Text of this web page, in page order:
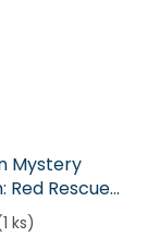
Mystery
Red Rescue
ks)